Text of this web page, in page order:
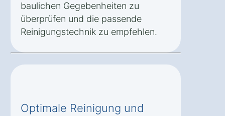
baulichen Gegebenheiten zu
überprüfen und die passende
Reinigungstechnik zu empfehlen.
Optimale Reinigung und